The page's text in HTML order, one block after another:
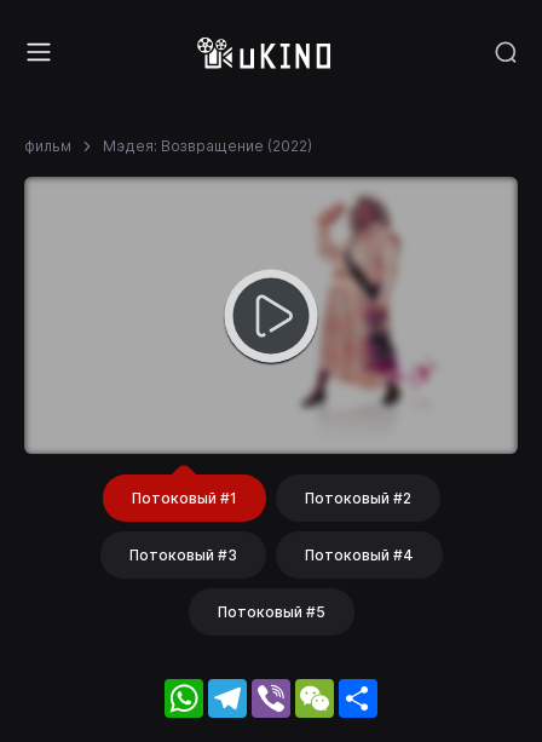
фильм Мэдея: Возвращение (2022)
Потоковый #1 Потоковый #2
Потоковый #3 Потоковый #4
Потоковый #5
WhatsApp
Telegram
Viber WeChat